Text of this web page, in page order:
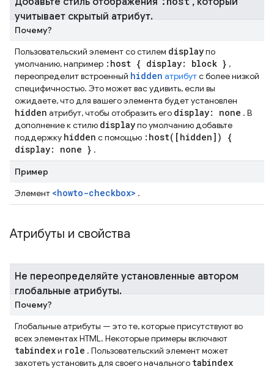
учитывает скрытый атрибут.
Почему?
Пользовательский элемент со стилем displayпо
умолчанию, например :host { display: block } ,
переопределит встроенный hidden атрибутс более низкой
специфичностью. Это может вас удивить, если вы
ожидаете, что для вашего элемента будет установлен
hidden атрибут, чтобы отобразить его display: none . В
дополнение к стилю displayпо умолчанию добавьте
поддержку hidden с помощью : host( [hidden]) {
display: none } .
Пример
Элемент <howto-checkbox> .
Атрибуты и свойства
Не переопределяйте установленные автором
глобальные атрибуты.
Почему?
Глобальные атрибуты — это те, которые присутствуют во
всех элементах HTML. Некоторые примеры включают
tabindexи role . Пользовательский элемент может
захотеть установить для своего начального tabindex